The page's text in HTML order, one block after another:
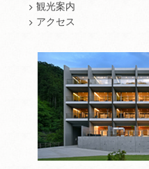
観光案内
アクセス